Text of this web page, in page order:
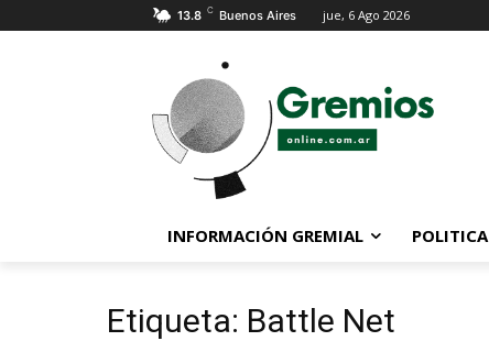
13.8 C Buenos Aires jue, 6 Ago 2026
INFORMACIÓN GREMIAL POLITICA
Etiqueta: Battle Net